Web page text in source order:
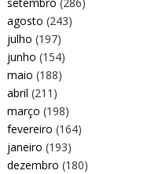
agosto (243)
julho (197)
junho (154)
maio (188)
abril (211)
março (198)
fevereiro (164)
janeiro (193)
dezembro (180)